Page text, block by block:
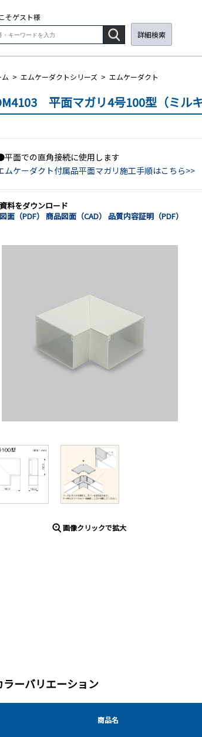
そゲスト様
詳細検索
> エムケーダクトシリーズ > エムケーダクト
平面マガリ4号100型（ミルキ
面での直角接続に使用します
ムケーダクト付属品平面マガリ施工手順はこちら>>
料をダウンロード
面（PDF）
商品図面（CAD） 品質内容証明（PDF）
画像クリックで拡大
ラーバリエーション
商品名